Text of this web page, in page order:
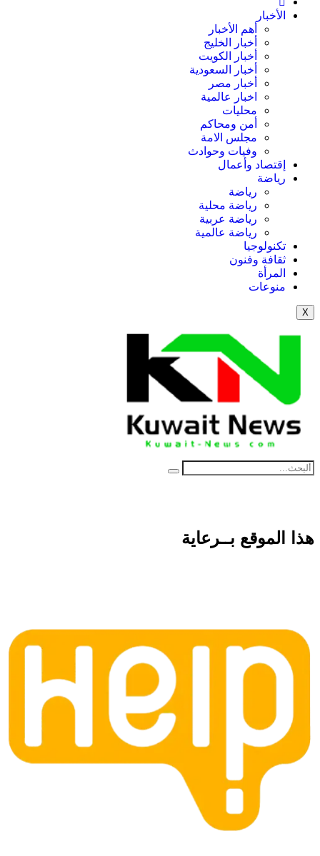
الأخبار
أهم الأخبار
أخبار الخليج
أخبار الكويت
أخبار السعودية
أخبار مصر
اخبار عالمية
محليات
أمن ومحاكم
مجلس الامة
وفيات وحوادث
إقتصاد وأعمال
رياضة
رياضة
رياضة محلية
رياضة عربية
رياضة عالمية
تكنولوجيا
ثقافة وفنون
المرأة
منوعات
X
NE
News Elementor
هذا الموقع بــرعاية